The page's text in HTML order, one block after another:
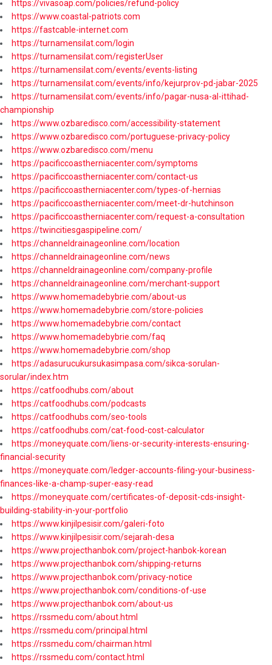
https://vivasoap.com/policies/refund-policy
https://www.coastal-patriots.com
https://fastcable-internet.com
https://turnamensilat.com/login
https://turnamensilat.com/registerUser
https://turnamensilat.com/events/events-listing
https://turnamensilat.com/events/info/kejurprov-pd-jabar-2025
https://turnamensilat.com/events/info/pagar-nusa-al-ittihad-
championship
https://www.ozbaredisco.com/accessibility-statement
https://www.ozbaredisco.com/portuguese-privacy-policy
https://www.ozbaredisco.com/menu
https://pacificcoastherniacenter.com/symptoms
https://pacificcoastherniacenter.com/contact-us
https://pacificcoastherniacenter.com/types-of-hernias
https://pacificcoastherniacenter.com/meet-dr-hutchinson
https://pacificcoastherniacenter.com/request-a-consultation
https://twincitiesgaspipeline.com/
https://channeldrainageonline.com/location
https://channeldrainageonline.com/news
https://channeldrainageonline.com/company-profile
https://channeldrainageonline.com/merchant-support
https://www.homemadebybrie.com/about-us
https://www.homemadebybrie.com/store-policies
https://www.homemadebybrie.com/contact
https://www.homemadebybrie.com/faq
https://www.homemadebybrie.com/shop
https://adasurucukursukasimpasa.com/sikca-sorulan-
sorular/index.htm
https://catfoodhubs.com/about
https://catfoodhubs.com/podcasts
https://catfoodhubs.com/seo-tools
https://catfoodhubs.com/cat-food-cost-calculator
https://moneyquate.com/liens-or-security-interests-ensuring-
financial-security
https://moneyquate.com/ledger-accounts-filing-your-business-
finances-like-a-champ-super-easy-read
https://moneyquate.com/certificates-of-deposit-cds-insight-
building-stability-in-your-portfolio
https://www.kinjilpesisir.com/galeri-foto
https://www.kinjilpesisir.com/sejarah-desa
https://www.projecthanbok.com/project-hanbok-korean
https://www.projecthanbok.com/shipping-returns
https://www.projecthanbok.com/privacy-notice
https://www.projecthanbok.com/conditions-of-use
https://www.projecthanbok.com/about-us
https://rssmedu.com/about.html
https://rssmedu.com/principal.html
https://rssmedu.com/chairman.html
https://rssmedu.com/contact.html